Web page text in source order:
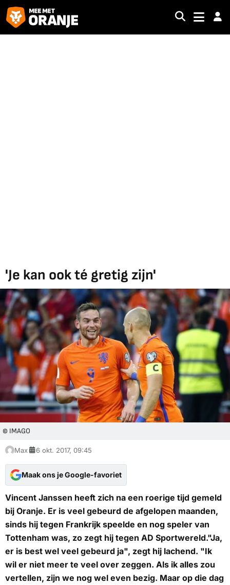
'Je kan ook té gretig zijn'
© IMAGO
Max 6 okt. 2017, 09:45
Maak ons je Google-favoriet
Vincent Janssen heeft zich na een roerige tijd gemeld
bij Oranje. Er is veel gebeurd de afgelopen maanden,
sinds hij tegen Frankrijk speelde en nog speler van
Tottenham was, zo zegt hij tegen AD Sportwereld."Ja,
er is best wel veel gebeurd ja", zegt hij lachend. "Ik
wil er niet meer te veel over zeggen. Als ik alles zou
vertellen, zijn we nog wel even bezig. Maar op die dag